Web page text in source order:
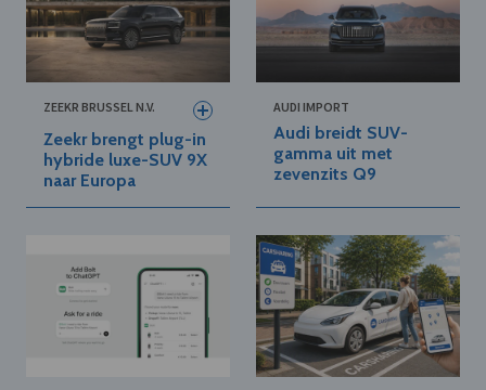
ZEEKR BRUSSEL N.V.
Zeekr brengt plug-in
hybride luxe-SUV 9X
naar Europa
AUDI IMPORT
Audi breidt SUV-
gamma uit met
zevenzits Q9